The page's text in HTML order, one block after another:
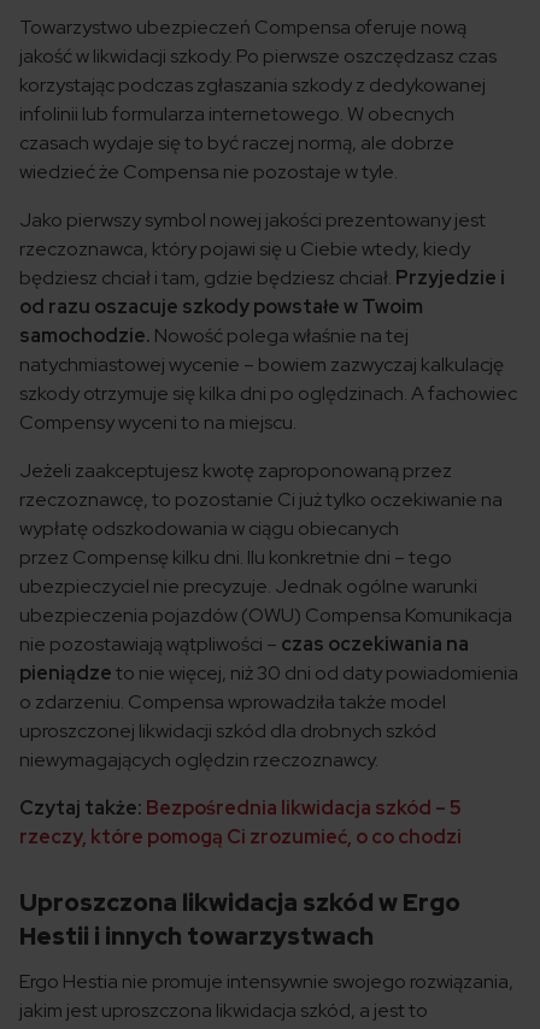
Towarzystwo ubezpieczeń Compensa oferuje nową
jakość w likwidacji szkody. Po pierwsze oszczędzasz czas
korzystając podczas zgłaszania szkody z dedykowanej
infolinii lub formularza internetowego. W obecnych
czasach wydaje się to być raczej normą, ale dobrze
wiedzieć że Compensa nie pozostaje w tyle.
Jako pierwszy symbol nowej jakości prezentowany jest
rzeczoznawca, który pojawi się u Ciebie wtedy, kiedy
będziesz chciał i tam, gdzie będziesz chciał. Przyjedzie i
od razu oszacuje szkody powstałe w Twoim
samochodzie. Nowość polega właśnie na tej
natychmiastowej wycenie – bowiem zazwyczaj kalkulację
szkody otrzymuje się kilka dni po oględzinach. A fachowiec
Compensy wyceni to na miejscu.
Jeżeli zaakceptujesz kwotę zaproponowaną przez
rzeczoznawcę, to pozostanie Ci już tylko oczekiwanie na
wypłatę odszkodowania w ciągu obiecanych
przez Compensę kilku dni. Ilu konkretnie dni – tego
ubezpieczyciel nie precyzuje. Jednak ogólne warunki
ubezpieczenia pojazdów (OWU) Compensa Komunikacja
nie pozostawiają wątpliwości – czas oczekiwania na
pieniądzeto nie więcej, niż 30 dni od daty powiadomienia
o zdarzeniu. Compensa wprowadziła także model
uproszczonej likwidacji szkód dla drobnych szkód
niewymagających oględzin rzeczoznawcy.
Czytaj także: Bezpośrednia likwidacja szkód – 5
rzeczy, które pomogą Ci zrozumieć, o co chodzi
Uproszczona likwidacja szkód w Ergo
Hestii i innych towarzystwach
Ergo Hestia nie promuje intensywnie swojego rozwiązania,
jakim jest uproszczona likwidacja szkód, a jest to